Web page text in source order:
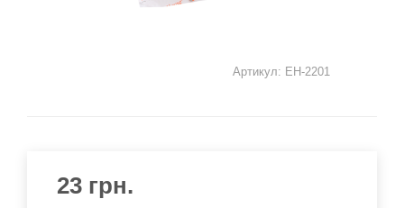
Артикул: EH-2201
23 грн.